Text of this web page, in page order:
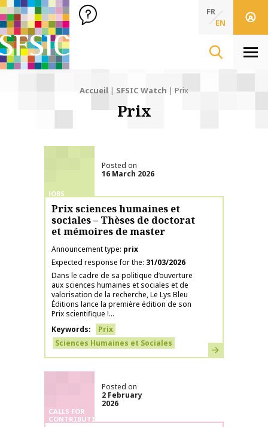
SFSIC Société Française des Sciences de l'Information & de
Société Française des Sciences de
FR
EN
Accueil | SFSIC Watch | Prix
Prix
JOBS
Posted on
16 March 2026
Prix sciences humaines et
sociales – Thèses de doctorat
et mémoires de master
Announcement type prix
Expected response for the 31/03/2026
Dans le cadre de sa politique d’ouverture
aux sciences humaines et sociales et de
valorisation de la recherche, Le Lys Bleu
Éditions lance la première édition de son
Prix scientifique !...
Keywords
Prix
Sciences Humaines et Sociales
Learn more
CALLS FOR
CONTRIBUTIONS
Posted on
2 February
2026